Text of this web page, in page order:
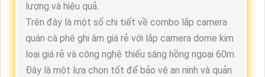
lượng và hiệu quả.
Trên đây là một số chi tiết về combo lắp camera
quán cà phê ghi âm giá rẻ với lắp camera dome kim
loại giá rẻ và công nghệ thiếu sáng hồng ngoại 60m.
Đây là một lựa chọn tốt để bảo vệ an ninh và quản